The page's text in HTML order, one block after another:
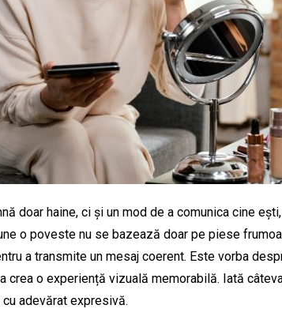
doar haine, ci și un mod de a comunica cine
o poveste nu se bazează doar pe piese
a transmite un mesaj coerent. Este vorba
crea o experiență vizuală memorabilă. Iată
adevărat expresivă.